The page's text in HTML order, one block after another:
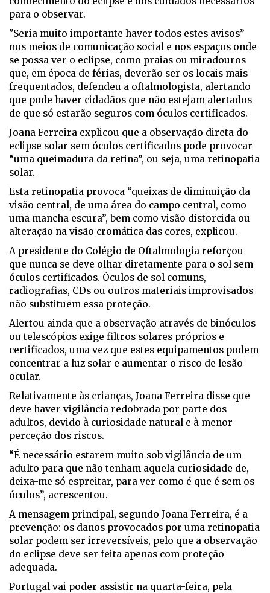
para o observar.
"Seria muito importante haver todos estes avisos”
nos meios de comunicação social e nos espaços onde
se possa ver o eclipse, como praias ou miradouros
que, em época de férias, deverão ser os locais mais
frequentados, defendeu a oftalmologista, alertando
que pode haver cidadãos que não estejam alertados
de que só estarão seguros com óculos certificados.
Joana Ferreira explicou que a observação direta do
eclipse solar sem óculos certificados pode provocar
“uma queimadura da retina”, ou seja, uma retinopatia
solar.
Esta retinopatia provoca “queixas de diminuição da
visão central, de uma área do campo central, como
uma mancha escura”, bem como visão distorcida ou
alteração na visão cromática das cores, explicou.
A presidente do Colégio de Oftalmologia reforçou
que nunca se deve olhar diretamente para o sol sem
óculos certificados. Óculos de sol comuns,
radiografias, CDs ou outros materiais improvisados
não substituem essa proteção.
Alertou ainda que a observação através de binóculos
ou telescópios exige filtros solares próprios e
certificados, uma vez que estes equipamentos podem
concentrar a luz solar e aumentar o risco de lesão
ocular.
Relativamente às crianças, Joana Ferreira disse que
deve haver vigilância redobrada por parte dos
adultos, devido à curiosidade natural e à menor
perceção dos riscos.
“É necessário estarem muito sob vigilância de um
adulto para que não tenham aquela curiosidade de,
deixa-me só espreitar, para ver como é que é sem os
óculos”, acrescentou.
A mensagem principal, segundo Joana Ferreira, é a
prevenção: os danos provocados por uma retinopatia
solar podem ser irreversíveis, pelo que a observação
do eclipse deve ser feita apenas com proteção
adequada.
Portugal vai poder assistir na quarta-feira, pela